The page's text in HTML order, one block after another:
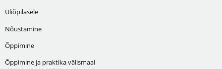
Üliõpilasele
Nõustamine
Õppimine
Õppimine ja praktika välismaal